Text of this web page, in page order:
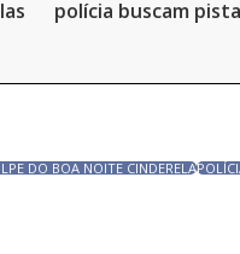
polícia buscam
DO BOA NOITE CINDERELA